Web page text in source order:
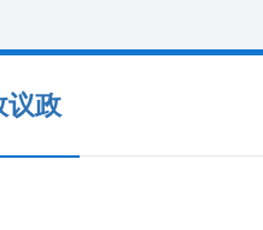
议政